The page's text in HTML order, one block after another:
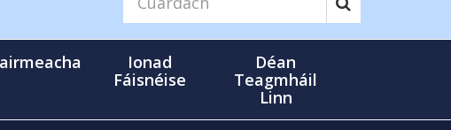
Ionad
Fáisnéise
Déan
Teagmháil
Linn